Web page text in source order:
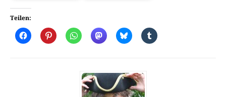
Teilen: